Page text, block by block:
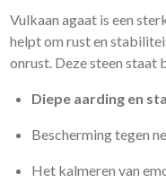
Vulkaan agaat is een
helpt om rust en
onrust. Deze steen staat
Diepe aarding en
Bescherming tegen
Het kalmeren van